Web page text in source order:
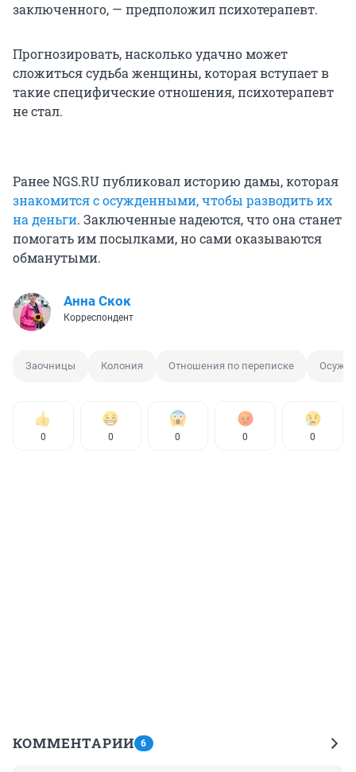
заключенного, — предположил психотерапевт.
Прогнозировать, насколько удачно может
сложиться судьба женщины, которая вступает в
такие специфические отношения, психотерапевт
не стал.
Ранее NGS.RU публиковал историю дамы, которая
знакомится с осужденными, чтобы разводить их
на деньги. Заключенные надеются, что она станет
помогать им посылками, но сами оказываются
обманутыми.
Анна Скок
Корреспондент
Заочницы Колония Отношения по переписке
0 0 0 0 0
КОММЕНТАРИИ 6